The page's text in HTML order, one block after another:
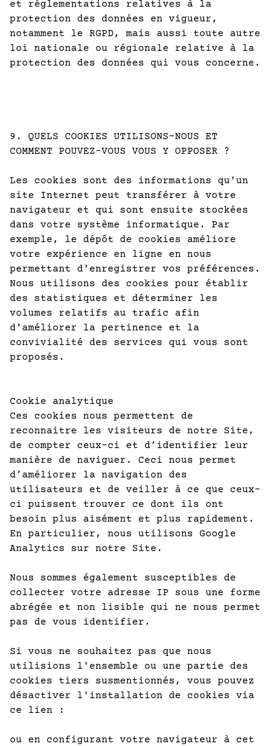
et réglementations relatives à la
protection des données en vigueur,
notamment le RGPD, mais aussi toute autre
loi nationale ou régionale relative à la
protection des données qui vous concerne.
9. QUELS COOKIES UTILISONS-NOUS ET
COMMENT POUVEZ-VOUS VOUS Y OPPOSER ?
Les cookies sont des informations qu'un
site Internet peut transférer à votre
navigateur et qui sont ensuite stockées
dans votre système informatique. Par
exemple, le dépôt de cookies améliore
votre expérience en ligne en nous
permettant d'enregistrer vos préférences.
Nous utilisons des cookies pour établir
des statistiques et déterminer les
volumes relatifs au trafic afin
d'améliorer la pertinence et la
convivialité des services qui vous sont
proposés.
Cookie analytique
Ces cookies nous permettent de
reconnaitre les visiteurs de notre Site,
de compter ceux-ci et d’identifier leur
manière de naviguer. Ceci nous permet
d’améliorer la navigation des
utilisateurs et de veiller à ce que ceux-
ci puissent trouver ce dont ils ont
besoin plus aisément et plus rapidement.
En particulier, nous utilisons Google
Analytics sur notre Site.
Nous sommes également susceptibles de
collecter votre adresse IP sous une forme
abrégée et non lisible qui ne nous permet
pas de vous identifier.
Si vous ne souhaitez pas que nous
utilisions l'ensemble ou une partie des
cookies tiers susmentionnés, vous pouvez
désactiver l'installation de cookies via
ce lien :
ou en configurant votre navigateur à cet